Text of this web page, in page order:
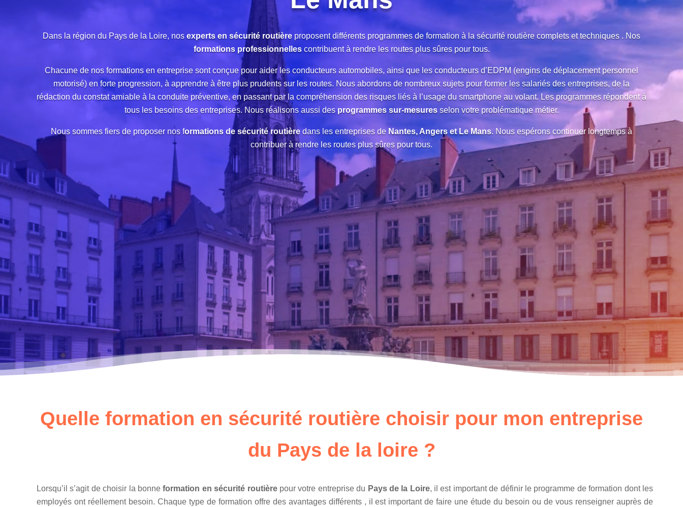
Dans la région du Pays de la Loire, nos experts en sécurité routière proposent différents programmes de formation à la sécurité routière complets et techniques . Nos
formations professionnellescontribuent à rendre les routes plus sûres pour tous.
Chacune de nos formations en entreprise sont conçue pour aider les conducteurs automobiles, ainsi que les conducteurs d’EDPM (engins de déplacement personnel
motorisé) en forte progression, à apprendre à être plus prudents sur les routes. Nous abordons de nombreux sujets pour former les salariés des entreprises, de la
rédaction du constat amiable à la conduite préventive, en passant par la compréhension des risques liés à l’usage du smartphone au volant. Les programmes répondent à
tous les besoins des entreprises. Nous réalisons aussi des programmes sur-mesuresselon votre problématique métier.
Nous sommes fiers de proposer nos formations de sécurité routière dans les entreprises de Nantes, Angers et Le Mans. Nous espérons continuer longtemps à
contribuer à rendre les routes plus sûres pour tous.
Quelle formation en sécurité routière choisir pour mon entreprise
du Pays de la loire ?
Lorsqu’il s’agit de choisir la bonneformation en sécurité routièrepour votre entreprise du Pays de la Loire, il est important de définir le programme de formation dont les
employés ont réellement besoin. Chaque type de formation offre des avantages différents , il est important de faire une étude du besoin ou de vous renseigner auprès de